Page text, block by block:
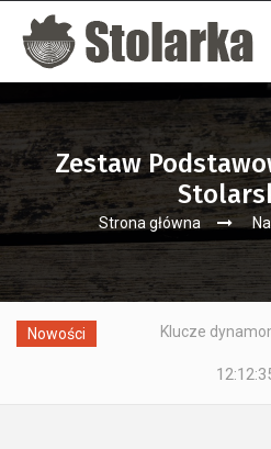
Zestaw
Strona główna
Nowości
Klucze dynamometryczne –